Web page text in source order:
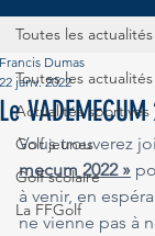
Toutes les actualités
Actualités sportives
Golf jeunes
Golf scolaire
La FFGolf
Toutes les actualités
Le
Francis Dumas
22 janv. 2022
Vous trouverez
mecum 2022 »
à venir, en
ne vienne pas à